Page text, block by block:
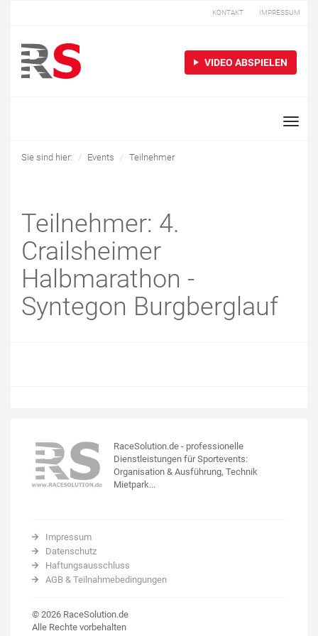
KONTAKT IMPRESSUM
VIDEO ABSPIELEN
Toggle
Sie sind hier: Events Teilnehmer
Teilnehmer: 4.
Crailsheimer
Halbmarathon -
Syntegon Burgberglauf
RaceSolution.de - professionelle
Dienstleistungen für Sportevents:
Organisation & Ausführung, Technik
Mietpark...
Impressum
Datenschutz
Haftungsausschluss
AGB & Teilnahmebedingungen
© 2026 RaceSolution.de
Alle Rechte vorbehalten